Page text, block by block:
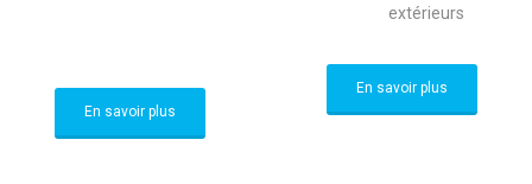
En savoir plus
extérieurs
En savoir plus